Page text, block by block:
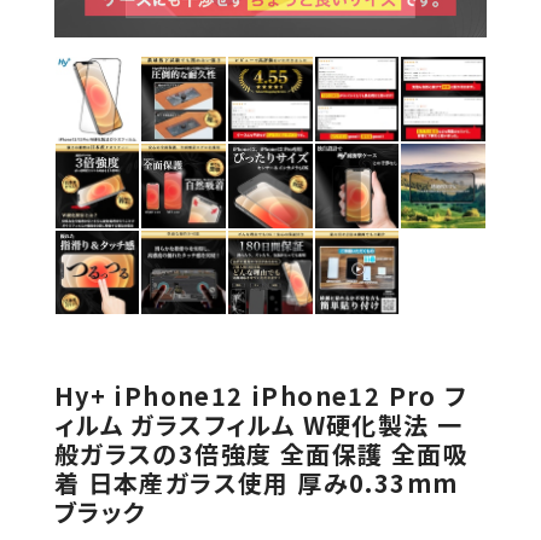
Hy+ iPhone12 iPhone12 Pro フ
ィルム ガラスフィルム W硬化製法 一
般ガラスの3倍強度 全面保護 全面吸
着 日本産ガラス使用 厚み0.33mm
ブラック